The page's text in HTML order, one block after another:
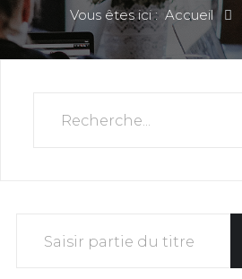
Vous êtes ici :Accueil